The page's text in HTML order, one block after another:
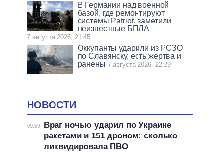
В Германии над военной
базой, где ремонтируют
системы Patriot, заметили
неизвестные БПЛА
7 августа 2026, 21:45
Оккупанты ударили из РСЗО
по Славянску, есть жертва и
ранены 7 августа 2026, 22:29
НОВОСТИ
09:59
Враг ночью ударил по Украине
ракетами и 151 дроном: сколько
ликвидировала ПВО